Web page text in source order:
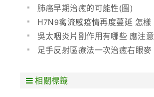
血呢？
肺癌早期治癒的可能性(圖)
H7N9禽流感疫情再度蔓延 怎樣
預防是關鍵!(圖)
吳太咽炎片副作用有哪些 應注意
些什麼
足手反射區療法一次治癒右眼麥
相關標籤